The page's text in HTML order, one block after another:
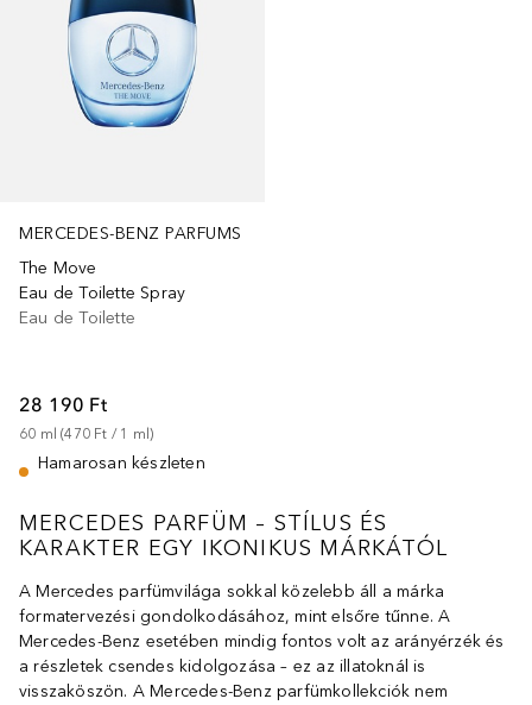
MERCEDES-BENZ PARFUMS
The Move
Eau de Toilette Spray
Eau de Toilette
28 190 Ft
60 ml (470 Ft / 1 ml)
Hamarosan készleten
MERCEDES PARFÜM – STÍLUS ÉS
KARAKTER EGY IKONIKUS MÁRKÁTÓL
A Mercedes parfümvilága sokkal közelebb áll a márka
formatervezési gondolkodásához, mint elsőre tűnne. A
Mercedes-Benz esetében mindig fontos volt az arányérzék és
a részletek csendes kidolgozása – ez az illatoknál is
visszaköszön. A Mercedes-Benz parfümkollekciók nem